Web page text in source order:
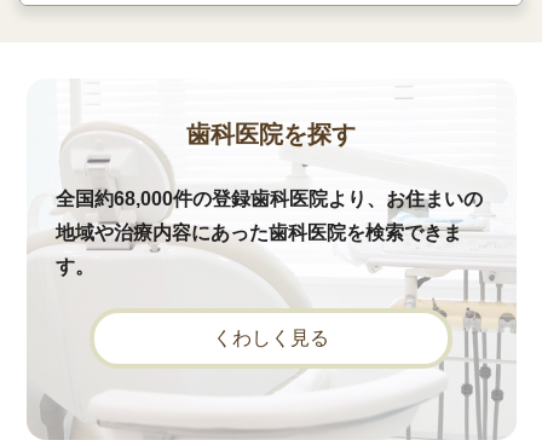
歯科医院を探す
全国約68,000件の登録歯科医院より、お住まいの
地域や治療内容にあった歯科医院を検索できま
す。
くわしく見る